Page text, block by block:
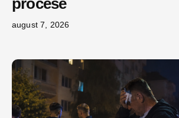
august 7, 2026